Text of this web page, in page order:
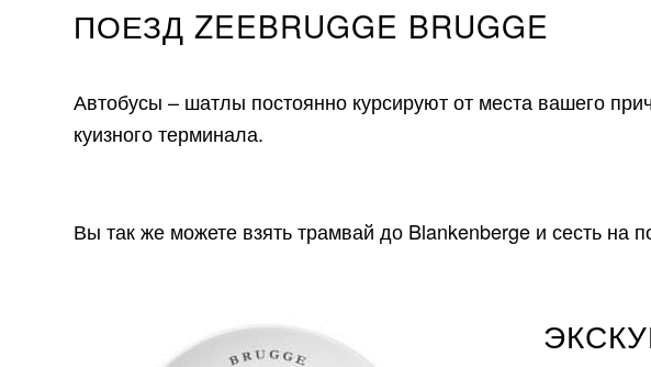
ПОЕЗД ZEEBRUGGE BRUGGE
Автобусы – шатлы постоянно курсируют от места вашего
куизного терминала.
Вы так же можете взять трамвай до Blankenberge и сесть на